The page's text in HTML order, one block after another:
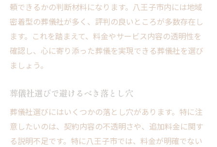
頼できるかの判断材料になります。八王子市内には地域
密着型の葬儀社が多く、評判の良いところが多数存在し
ます。これを踏まえて、料金やサービス内容の透明性を
確認し、心に寄り添った葬儀を実現できる葬儀社を選び
ましょう。
葬儀社選びで避けるべき落とし穴
葬儀社選びにはいくつかの落とし穴があります。特に注
意したいのは、契約内容の不透明さや、追加料金に関す
る説明不足です。特に八王子市では、料金が明確でない